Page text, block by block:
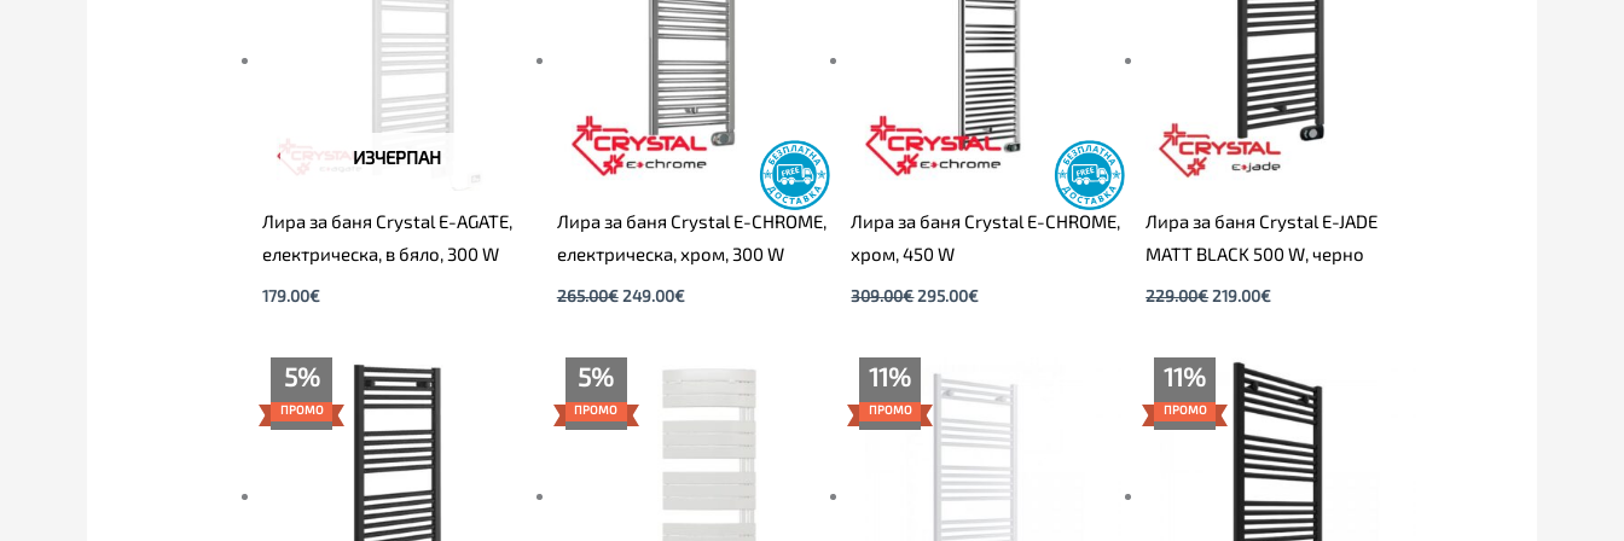
ИЗЧЕРПАН
Лира за баня Crystal E-AGATE,
електрическа, в бяло, 300 W
179.00€
Лира за баня Crystal E-CHROME,
електрическа, хром, 300 W
265.00€ 249.00€
Лира за баня Crystal E-CHROME,
хром, 450 W
309.00€295.00€
Лира за баня Crystal E-JADE
MATT BLACK 500 W, черно
229.00€219.00€
5%
ПРОМО
Original
was:
219.00€.
Текущата
цена
е:
209.00€.
5%
ПРОМО
Original
was:
399.00€.
Текущата
е:
11%
ПРОМО
price
was:
245.00€.
цена
е:
219.00€.
11%
ПРОМО
range:
179.00€
through
219.00€